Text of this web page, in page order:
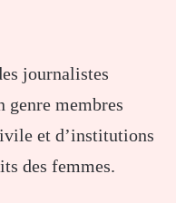
journalistes
genre membres
et d’institutions
des femmes.